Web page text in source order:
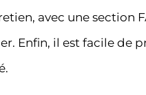
avec une section
Enfin, il est facile de